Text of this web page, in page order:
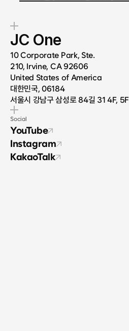
JC One
10 Corporate Park, Ste.
210, Irvine, CA 92606
United States of America
대한민국, 06184
서울시 강남구 삼성로 84길 31 4F, 5F
Social
YouTube
Instagram
KakaoTalk